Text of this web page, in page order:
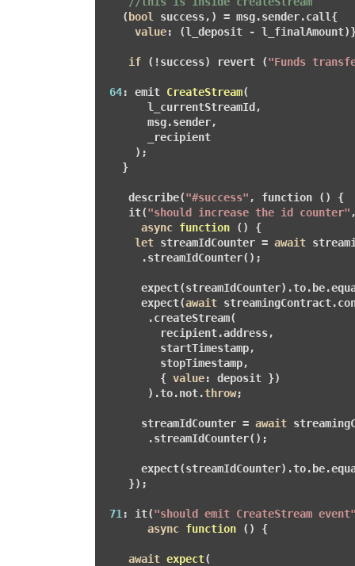
   (
bool
success,) = msg.sender.call{
value: (l_deposit -
if (!success) revert ("Funds
64: emit CreateStream(
       l_currentStreamId,
       msg.sender,
       _recipient
     )
;
   }
    describe(
"#success" , function () {
    it(
"should increase the id counter"
async function ()
{
let streamIdCounter = await
      .streamIdCounter();
      expect(
await
       .createStream(
         recipient.address,
         startTimestamp,
         stopTimestamp,
         {
value: deposit })
       ).to.not.
throw;
      streamIdCounter =
await
       .streamIdCounter();
    });
71 : it("should emit CreateStream
async function () {
await expect(